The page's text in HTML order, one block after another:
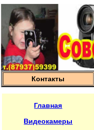
Контакты
Главная
Видеокамеры